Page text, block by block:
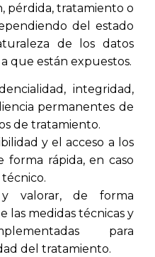
pérdida, tratamiento o
del estado
de los datos
que están expuestos.
integridad,
permanentes de
de tratamiento.
y el acceso a los
forma rápida, en caso
y valorar, de forma
las medidas técnicas y
para
del tratamiento.